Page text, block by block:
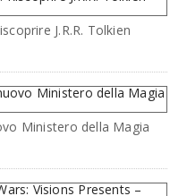
J.R.R. Tolkien
Ministero della Magia